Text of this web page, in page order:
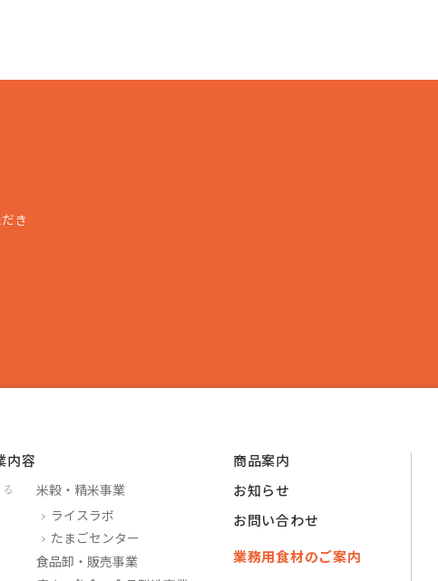
き
内容
米穀・精米事業
ライスラボ
たまごセンター
食品卸・販売事業
商品案内
お知らせ
お問い合わせ
業務用食材のご案内